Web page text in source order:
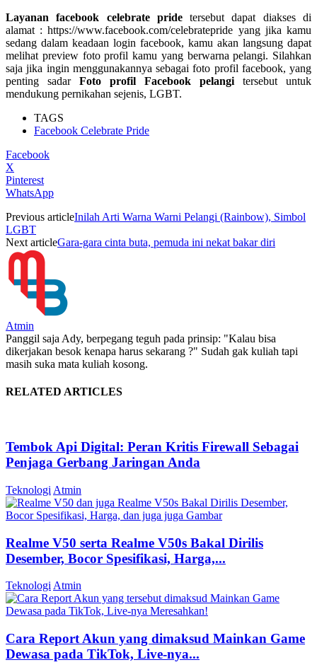
Layanan facebook celebrate pridetersebut dapat diakses di
alamat : https://www.facebook.com/celebratepride yang jika kamu
sedang dalam keadaan login facebook, kamu akan langsung dapat
melihat preview foto profil kamu yang berwarna pelangi. Silahkan
saja jika ingin menggunakannya sebagai foto profil facebook, yang
penting sadar Foto profil Facebook pelangi tersebut untuk
mendukung pernikahan sejenis, LGBT.
TAGS
Facebook Celebrate Pride
Facebook
X
Pinterest
WhatsApp
Previous articleInilah Arti Warna Warni Pelangi (Rainbow), Simbol
LGBT
Next articleGara-gara cinta buta, pemuda ini nekat bakar diri
Atmin
Panggil saja Ady, berpegang teguh pada prinsip: "Kalau bisa
dikerjakan besok kenapa harus sekarang ?" Sudah gak kuliah tapi
masih suka mata kuliah kosong.
RELATED ARTICLES
Tembok Api Digital: Peran Kritis Firewall Sebagai
Penjaga Gerbang Jaringan Anda
Teknologi Atmin
Realme V50 serta Realme V50s Bakal Dirilis
Desember, Bocor Spesifikasi, Harga,...
Teknologi Atmin
Cara Report Akun yang dimaksud Mainkan Game
Dewasa pada TikTok, Live-nya...